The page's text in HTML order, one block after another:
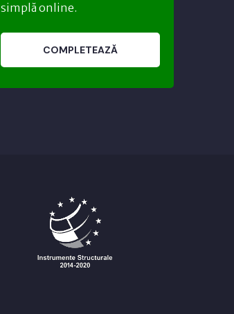
simplă online.
COMPLETEAZĂ